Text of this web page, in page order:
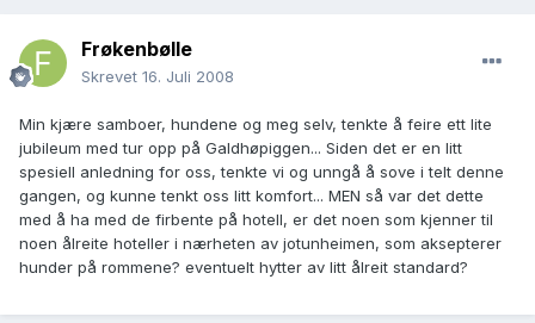
Frøkenbølle
Skrevet 16. Juli 2008
Min kjære samboer, hundene og meg selv, tenkte å feire ett lite
jubileum med tur opp på Galdhøpiggen... Siden det er en litt
spesiell anledning for oss, tenkte vi og unngå å sove i telt denne
gangen, og kunne tenkt oss litt komfort... MEN så var det dette
med å ha med de firbente på hotell, er det noen som kjenner til
noen ålreite hoteller i nærheten av jotunheimen, som aksepterer
hunder på rommene? eventuelt hytter av litt ålreit standard?